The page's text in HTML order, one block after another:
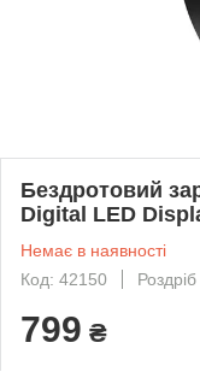
Бездротовий
Digital LED
Немає в наявності
Код: 42150
Роздріб
799 ₴